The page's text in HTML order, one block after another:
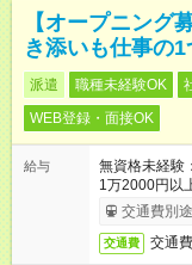
【オープニング
き添いも仕事の1
派遣 職種未経験OK
WEB登録・面接OK
給与
無資格未経
1万2000円以
交通費別
交通費 交通